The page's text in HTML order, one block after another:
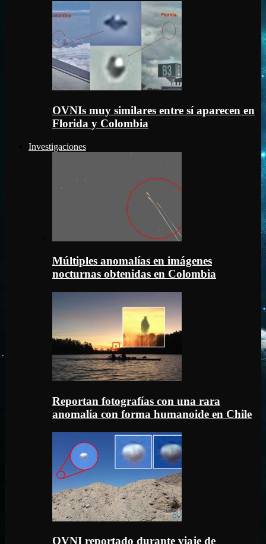
OVNIs muy similares entre sí aparecen en
Florida y Colombia
Investigaciones
Múltiples anomalías en imágenes
nocturnas obtenidas en Colombia
Reportan fotografías con una rara
anomalía con forma humanoide en Chile
OVNI reportado durante viaje de